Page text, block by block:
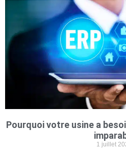
Pourquoi votre usine a
1 juillet